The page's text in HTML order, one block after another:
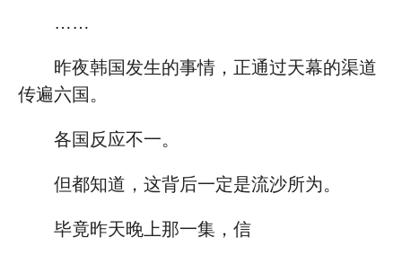
……
昨夜韩国发生的事情，正通过天幕的渠道
传遍六国。
各国反应不一。
但都知道，这背后一定是流沙所为。
毕竟昨天晚上那一集，信